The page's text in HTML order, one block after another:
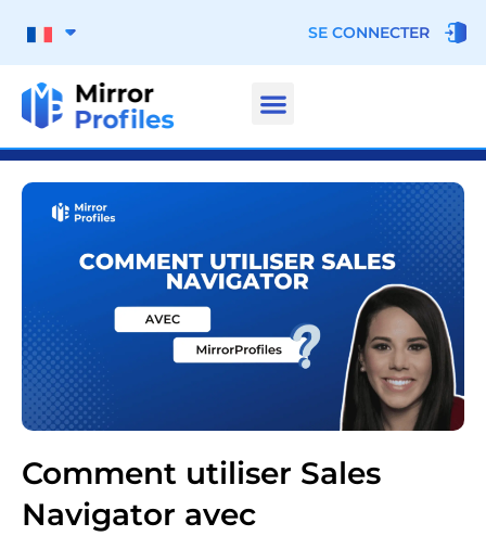
SE CONNECTER
Comment utiliser Sales
Navigator avec